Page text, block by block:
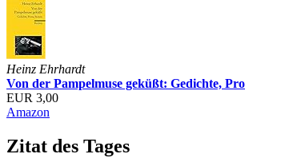
Heinz Ehrhardt
Von der Pampelmuse geküßt: Gedichte, Pro
EUR 3,00
Amazon
Zitat des Tages